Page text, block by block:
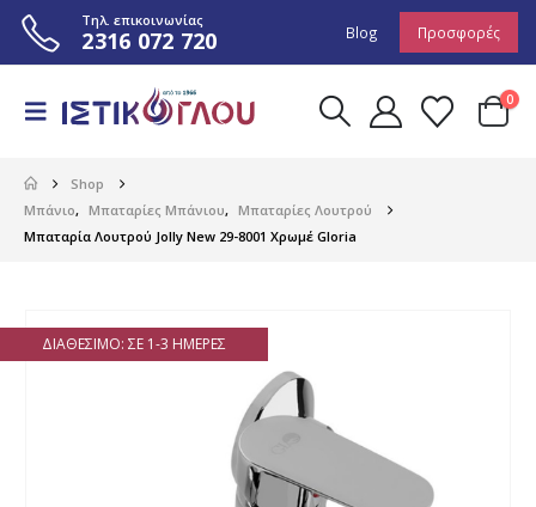
Τηλ. επικοινωνίας
2316 072 720 Blog Προσφορές
0
Shop
Μπάνιο, Μπαταρίες Μπάνιου, Μπαταρίες Λουτρού
Μπαταρία Λουτρού Jolly New 29-8001 Χρωμέ Gloria
ΔΙΑΘΈΣΙΜΟ: ΣΕ 1-3 ΗΜΈΡΕΣ